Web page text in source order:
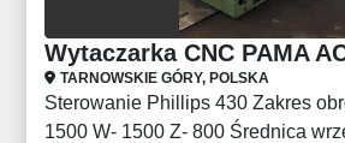
Wytaczarka CNC PAMA
TARNOWSKIE GÓRY, POLSKA
Sterowanie Phillips 430 Zakres
1500 W- 1500 Z- 800 Średnica